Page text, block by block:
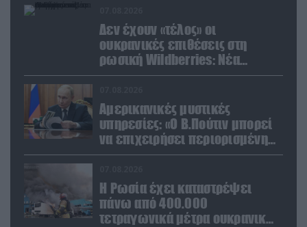
Δεν έχουν «τέλος» οι
ουκρανικές επιθέσεις στη
ρωσική Wildberries: Νέα
πλήγματα σε εγκαταστάσεις στα
Αμερικανικές μυστικές
υπηρεσίες: «Ο Β.Πούτιν μπορεί
να επιχειρήσει περιορισμένη
στρατιωτική επιχείρηση στην
Η Ρωσία έχει καταστρέψει
πάνω από 400.000
τετραγωνικά μέτρα ουκρανικών